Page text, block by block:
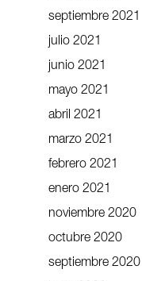
septiembre 2021
julio 2021
junio 2021
mayo 2021
abril 2021
marzo 2021
febrero 2021
enero 2021
noviembre 2020
octubre 2020
septiembre 2020